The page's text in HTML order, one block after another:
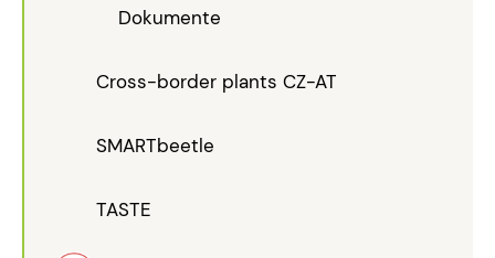
Dokumente
Cross-border plants CZ-AT
SMARTbeetle
TASTE